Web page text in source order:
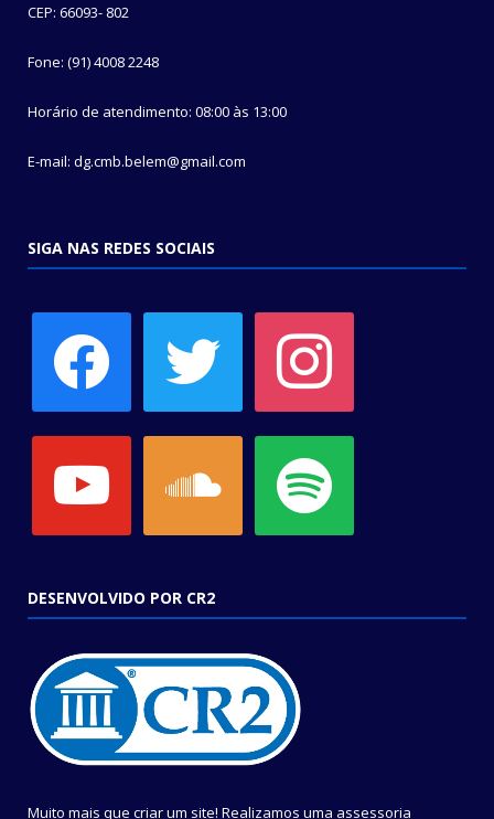
CEP: 66093- 802
Fone: (91) 4008 2248
Horário de atendimento: 08:00 às 13:00
E-mail: dg.cmb.belem@gmail.com
SIGA NAS REDES SOCIAIS
DESENVOLVIDO POR CR2
Muito mais que criar um site! Realizamos uma assessoria